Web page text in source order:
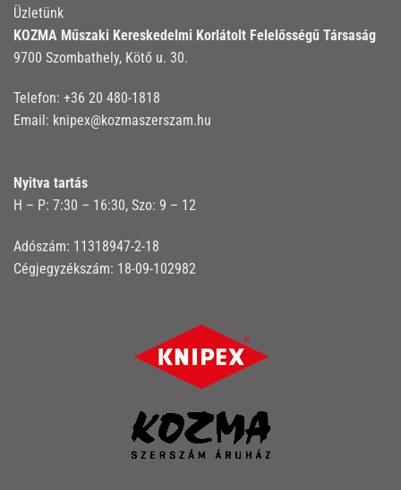
Üzletünk
KOZMA Műszaki Kereskedelmi Korlátolt Felelősségű Társaság
9700 Szombathely, Kötő u. 30.
Telefon: +36 20 480-1818
Email: knipex@kozmaszerszam.hu
Nyitva tartás
H – P: 7:30 – 16:30, Szo: 9 – 12
Adószám: 11318947-2-18
Cégjegyzékszám: 18-09-102982